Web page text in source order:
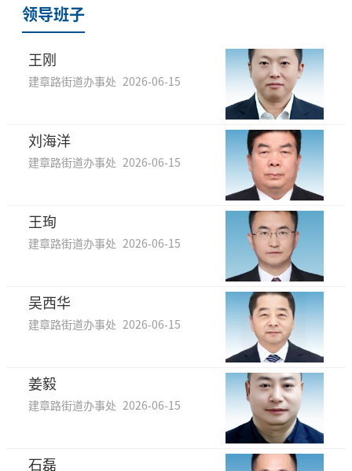
领导班子
王刚
建章路街道办事处 2026-06-15
刘海洋
建章路街道办事处 2026-06-15
王珣
建章路街道办事处 2026-06-15
吴西华
建章路街道办事处 2026-06-15
姜毅
建章路街道办事处 2026-06-15
石磊